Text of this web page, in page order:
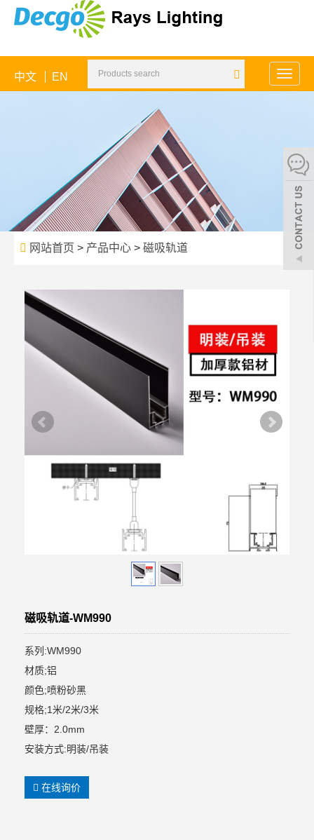
Toggle
中文 EN
网站首页 > 产品中心 > 磁吸轨道
磁吸轨道-WM990
系列:WM990
材质;铝
颜色;喷粉砂黑
规格;1米/2米/3米
壁厚：2.0mm
安装方式:明装/吊装
在线询价